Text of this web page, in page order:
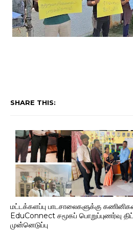
SHARE THIS:
மட்டக்களப்பு பாடசாலைகளுக்கு
EduConnect சமூகப் பொறுப்புணர்வு
முன்னெடுப்பு